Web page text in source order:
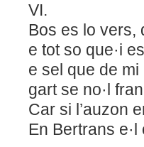
VI.
Bos es lo vers,
e tot so que·i
e sel que de mi
gart se no·l
Car si l’auzon
En Bertrans